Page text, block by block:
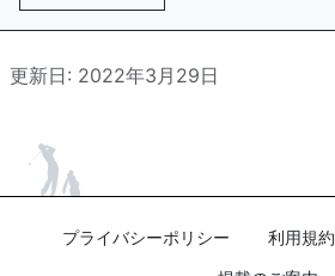
更新日: 2022年3月29日
プライバシーポリシー 利用規約